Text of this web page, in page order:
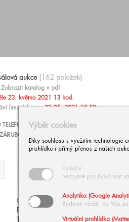
Výběr cookies
Díky souhlasu s využitím technologie
prohlídku i přímý přenos z našich
Funkční
nezbytné pro funkčnost
Analytika (Google
Budeme vědět, co Vás
Virtuální prohlídka
aukce (162 položek)
Zobrazit katalog v pdf
23. května 2021 13 hod.
limitních cen:22.05. 2021 18:59
NEBO ZADAT PEVNOU LIMITNÍ
+420 602 293 023,
002| MÁNES Josef:
PORTRÉT PANÍ ALOISIE
TASCHKOVÉ ROZENÉ